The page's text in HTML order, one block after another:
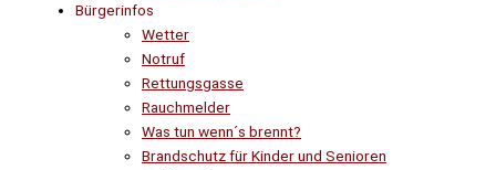
Bürgerinfos
Wetter
Notruf
Rettungsgasse
Rauchmelder
Was tun wenn´s brennt?
Brandschutz für Kinder und Senioren